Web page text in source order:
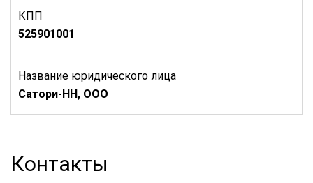
КПП
525901001
Название юридического лица
Сатори-НН, ООО
Контакты